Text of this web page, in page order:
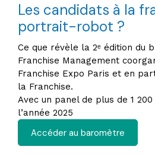
Les candidats à la
portrait-robot ?
Ce que révèle la 2ᵉ édition du
Franchise Management
Franchise Expo Paris et en
la Franchise.
Avec un panel de plus de 1
l’année 2025
Accéder au baromètre